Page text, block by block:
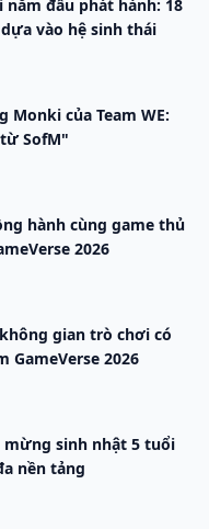
năm đầu phát hành: 18
vào hệ sinh thái
của Team WE:
SofM"
hành cùng game thủ
2026
gian trò chơi có
2026
mừng sinh nhật 5 tuổi
nền tảng